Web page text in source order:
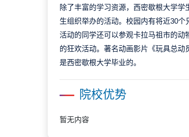
除了丰富的学习资源，西密歇根大学
生组织举办的活动。校园内有将近30
活动的同学还可以参观卡拉马祖市的动
的狂欢活动。著名动画影片《玩具总动
是西密歇根大学毕业的。
院校优势
暂无内容